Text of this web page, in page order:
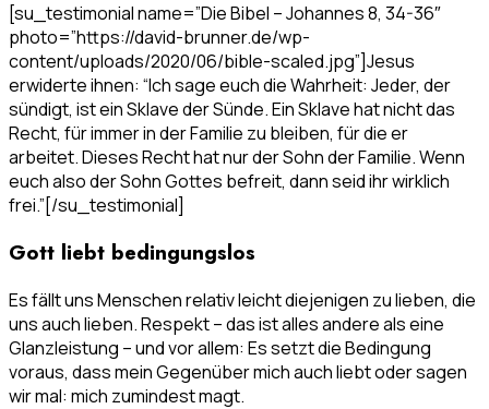
[su_testimonial name=”Die Bibel – Johannes 8, 34-36″
photo=”https://david-brunner.de/wp-
content/uploads/2020/06/bible-scaled.jpg”]Jesus
erwiderte ihnen: “Ich sage euch die Wahrheit: Jeder, der
sündigt, ist ein Sklave der Sünde. Ein Sklave hat nicht das
Recht, für immer in der Familie zu bleiben, für die er
arbeitet. Dieses Recht hat nur der Sohn der Familie. Wenn
euch also der Sohn Gottes befreit, dann seid ihr wirklich
frei.”[/su_testimonial]
Gott liebt bedingungslos
Es fällt uns Menschen relativ leicht diejenigen zu lieben, die
uns auch lieben. Respekt – das ist alles andere als eine
Glanzleistung – und vor allem: Es setzt die Bedingung
voraus, dass mein Gegenüber mich auch liebt oder sagen
wir mal: mich zumindest magt.